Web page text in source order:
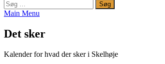
Main Menu
Det sker
Kalender for hvad der sker i Skelhøje